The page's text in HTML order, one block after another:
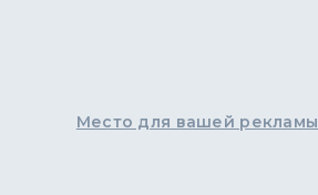
Место для вашей рекламы